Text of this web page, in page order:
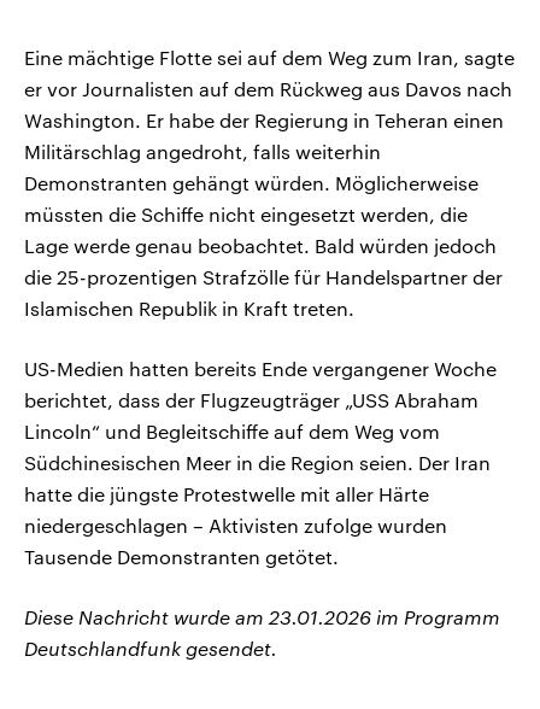
Eine mächtige Flotte sei auf dem Weg zum Iran, sagte
er vor Journalisten auf dem Rückweg aus Davos nach
Washington. Er habe der Regierung in Teheran einen
Militärschlag angedroht, falls weiterhin
Demonstranten gehängt würden. Möglicherweise
müssten die Schiffe nicht eingesetzt werden, die
Lage werde genau beobachtet. Bald würden jedoch
die 25-prozentigen Strafzölle für Handelspartner der
Islamischen Republik in Kraft treten.
US-Medien hatten bereits Ende vergangener Woche
berichtet, dass der Flugzeugträger „USS Abraham
Lincoln“ und Begleitschiffe auf dem Weg vom
Südchinesischen Meer in die Region seien. Der Iran
hatte die jüngste Protestwelle mit aller Härte
niedergeschlagen – Aktivisten zufolge wurden
Tausende Demonstranten getötet.
Diese Nachricht wurde am 23.01.2026 im Programm
Deutschlandfunk gesendet.